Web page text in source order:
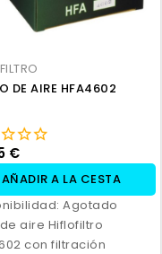
DE AIRE HFA4602
€
AÑADIR A LA CESTA
Agotado
aire Hiflofiltro
con filtración